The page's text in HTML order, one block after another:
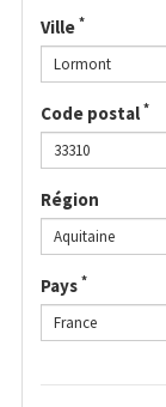
Ville *
Code postal *
Région
Pays *